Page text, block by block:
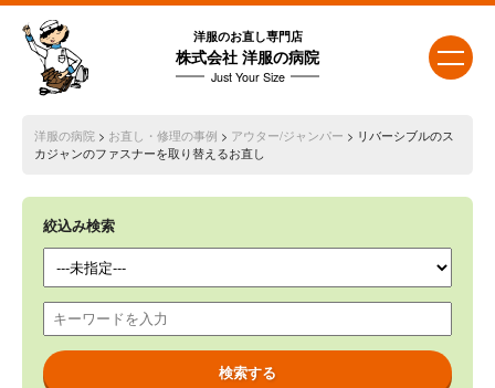
洋服のお直し専門店
株式会社 洋服の病院
Just Your Size
洋服の病院 > お直し・修理の事例 > アウター/ジャンパー > リバーシブルのス
カジャンのファスナーを取り替えるお直し
絞込み検索